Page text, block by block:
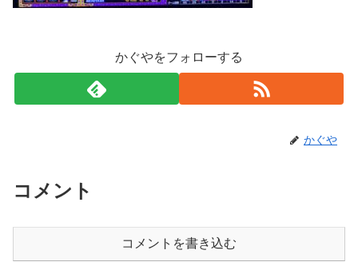
かぐやをフォローする
かぐや
コメント
コメントを書き込む